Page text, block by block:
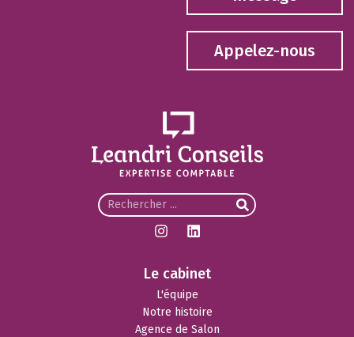
Appelez-nous
Le cabinet
L'équipe
Notre histoire
Agence de Salon